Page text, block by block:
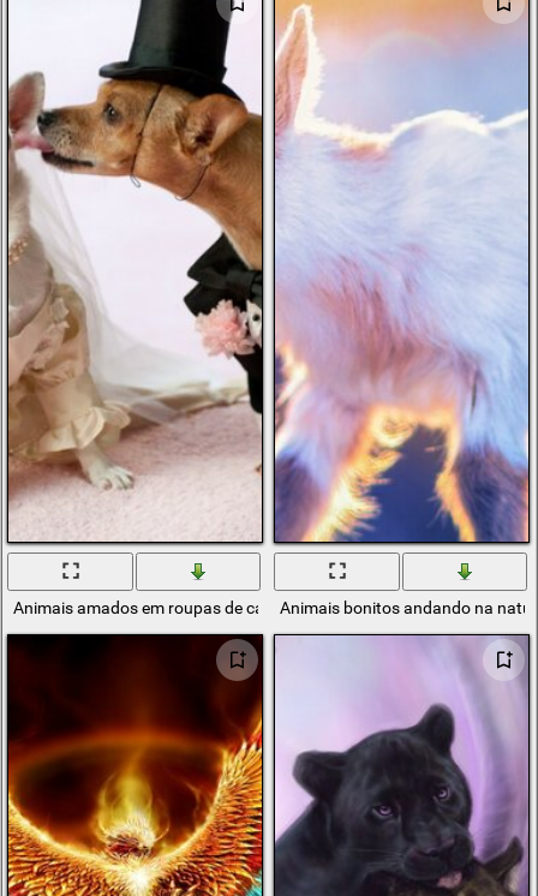
Animais amados em roupas de casamentoAnimais bonitos andando na